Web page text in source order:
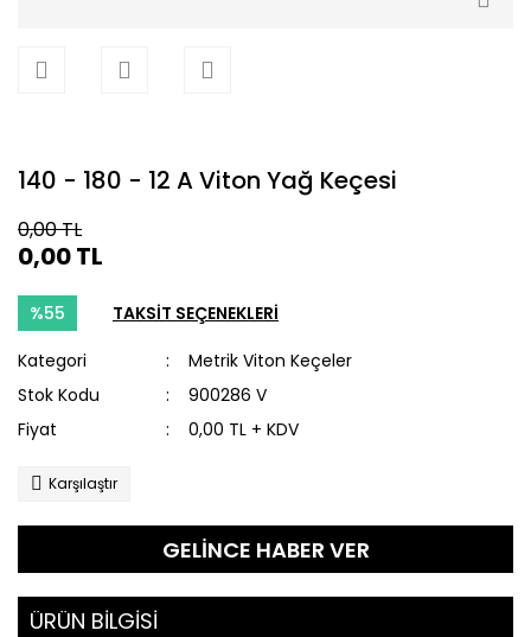
140 - 180 - 12 A Viton Yağ Keçesi
0,00 TL
0,00 TL
%55 TAKSİT SEÇENEKLERİ
Kategori
Metrik Viton Keçeler
Stok Kodu
900286 V
Fiyat
0,00 TL + KDV
Karşılaştır
GELİNCE HABER VER
ÜRÜN BİLGİSİ